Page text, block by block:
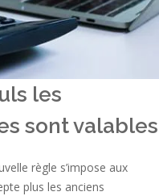
les
sont valables
règle s’impose aux
plus les anciens